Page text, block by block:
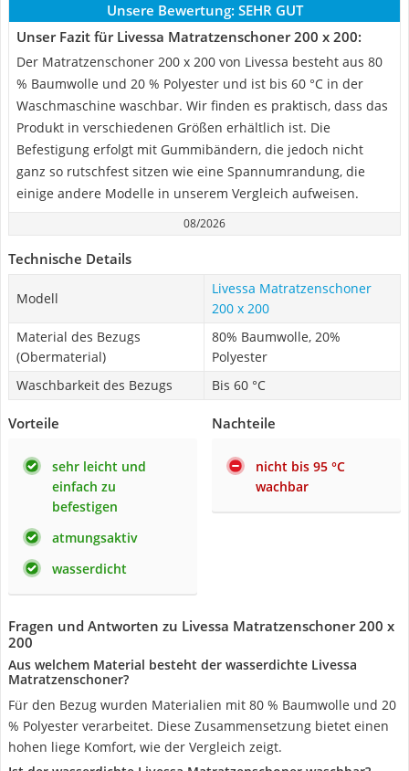
Unsere Bewertung: SEHR GUT
Unser Fazit für Livessa Matratzenschoner 200 x 200:
Der Matratzenschoner 200 x 200 von Livessa besteht aus 80
% Baumwolle und 20 % Polyester und ist bis 60 °C in der
Waschmaschine waschbar. Wir finden es praktisch, dass das
Produkt in verschiedenen Größen erhältlich ist. Die
Befestigung erfolgt mit Gummibändern, die jedoch nicht
ganz so rutschfest sitzen wie eine Spannumrandung, die
einige andere Modelle in unserem Vergleich aufweisen.
08/2026
Technische Details
Modell
Livessa Matratzenschoner
200 x 200
Material des Bezugs
(Obermaterial)
80% Baumwolle, 20%
Polyester
Waschbarkeit des Bezugs
Bis 60 °C
Vorteile
sehr leicht und
einfach zu
befestigen
atmungsaktiv
wasserdicht
Nachteile
nicht bis 95 °C
wachbar
Fragen und Antworten zu Livessa Matratzenschoner 200 x
200
Aus welchem Material besteht der wasserdichte Livessa
Matratzenschoner?
Für den Bezug wurden Materialien mit 80 % Baumwolle und 20
% Polyester verarbeitet. Diese Zusammensetzung bietet einen
hohen liege Komfort, wie der Vergleich zeigt.